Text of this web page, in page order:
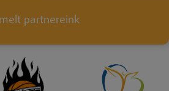
partnereink